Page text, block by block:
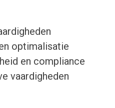
optimalisatie
en compliance
vaardigheden